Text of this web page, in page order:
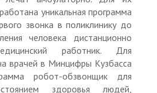
уникальная программа
звонка в поликлинику до
человека дистанционно
работник. Для
врачей в Минцифры Кузбасса
робот-обзвонщик для
здоровья людей,